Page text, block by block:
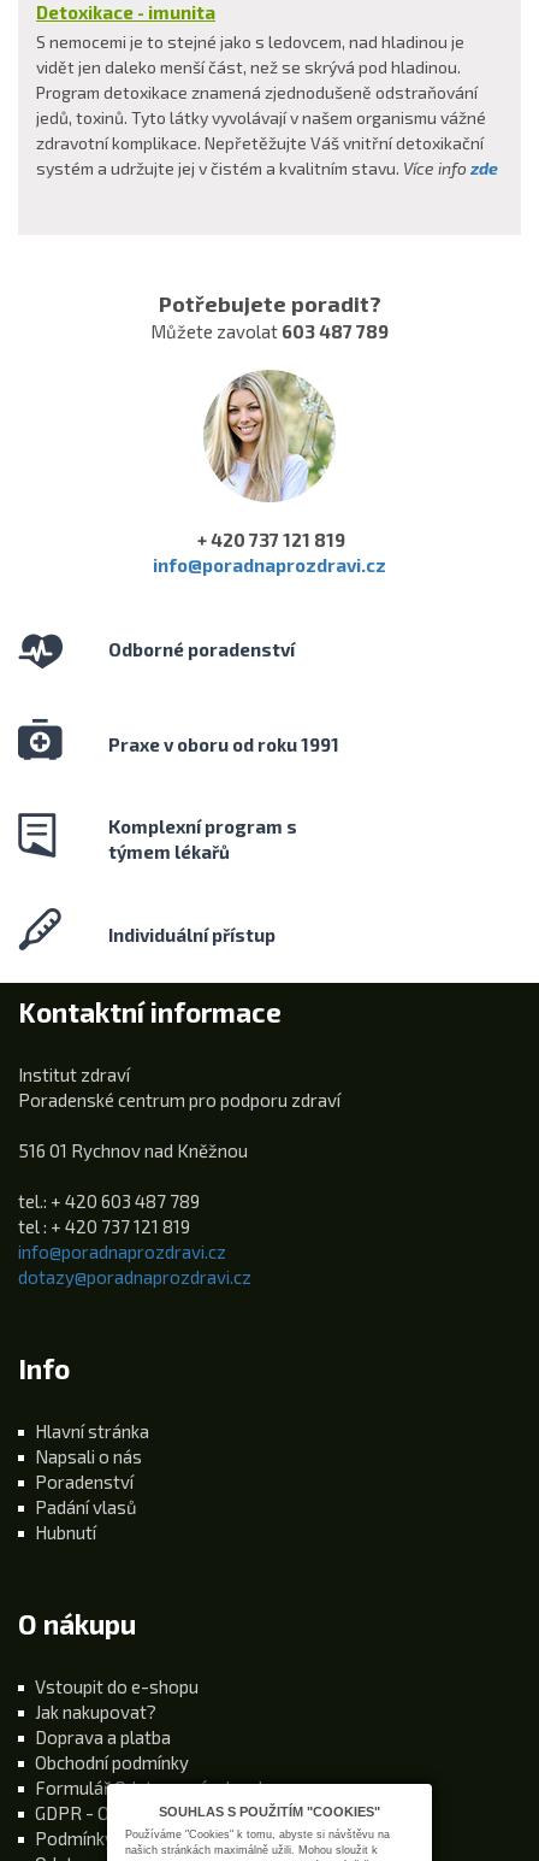
SOUHLAS S POUŽITÍM "COOKIES"
Používáme "Cookies" k tomu, abyste si návštěvu na
našich stránkách maximálně užili. Mohou sloužit k
Detoxikace - imunita
S nemocemi je to stejné jako s ledovcem, nad hladinou je
vidět jen daleko menší část, než se skrývá pod hladinou.
Program detoxikace znamená zjednodušeně odstraňování
jedů, toxinů. Tyto látky vyvolávají v našem organismu vážné
zdravotní komplikace. Nepřetěžujte Váš vnitřní detoxikační
systém a udržujte jej v čistém a kvalitním stavu. Více info zde
Potřebujete poradit?
Můžete zavolat 603 487 789
+ 420 737 121 819
info@poradnaprozdravi.cz
Odborné poradenství
Praxe v oboru od roku 1991
Komplexní program s
týmem lékařů
Individuální přístup
Kontaktní informace
Institut zdraví
Poradenské centrum pro podporu zdraví
516 01 Rychnov nad Kněžnou
tel.: + 420 603 487 789
tel : + 420 737 121 819
info@poradnaprozdravi.cz
dotazy@poradnaprozdravi.cz
Info
Hlavní stránka
Napsali o nás
Poradenství
Padání vlasů
Hubnutí
O nákupu
Vstoupit do e-shopu
Jak nakupovat?
Doprava a platba
Obchodní podmínky
Formulář Odstoupení od smlouvy
GDPR - Ochrana osobních údajů
Podmínky používání stránek